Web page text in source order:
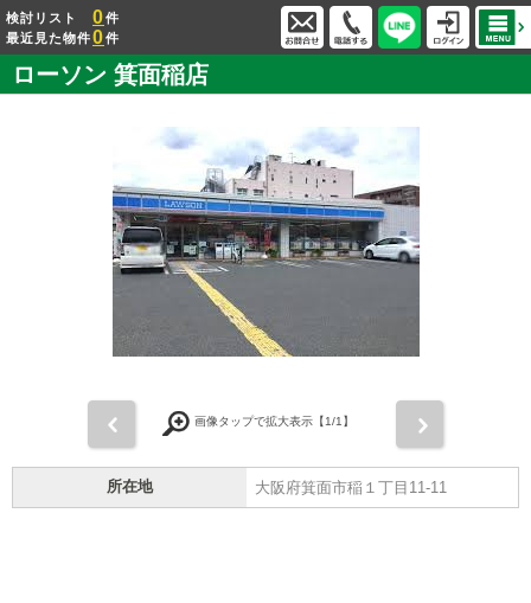
検討リスト 0件
最近見た物件0件
ローソン 箕面稲店
画像タップで拡大表示【1/1】
所在地 大阪府箕面市稲１丁目11-11